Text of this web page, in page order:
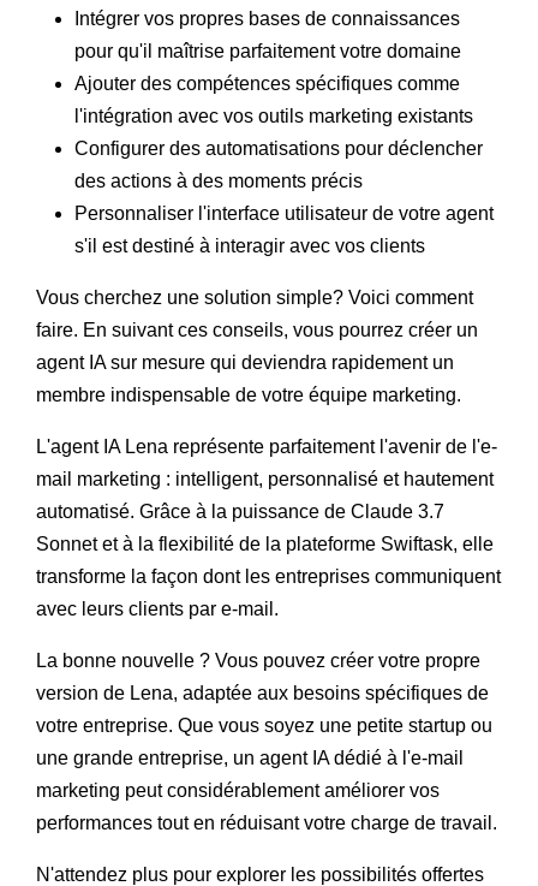
Intégrer vos propres bases de connaissances
pour qu'il maîtrise parfaitement votre domaine
Ajouter des compétences spécifiques comme
l'intégration avec vos outils marketing existants
Configurer des automatisations pour déclencher
des actions à des moments précis
Personnaliser l'interface utilisateur de votre agent
s'il est destiné à interagir avec vos clients
Vous cherchez une solution simple? Voici comment
faire. En suivant ces conseils, vous pourrez créer un
agent IA sur mesure qui deviendra rapidement un
membre indispensable de votre équipe marketing.
L'agent IA Lena représente parfaitement l'avenir de l'e-
mail marketing : intelligent, personnalisé et hautement
automatisé. Grâce à la puissance de Claude 3.7
Sonnet et à la flexibilité de la plateforme Swiftask, elle
transforme la façon dont les entreprises communiquent
avec leurs clients par e-mail.
La bonne nouvelle ? Vous pouvez créer votre propre
version de Lena, adaptée aux besoins spécifiques de
votre entreprise. Que vous soyez une petite startup ou
une grande entreprise, un agent IA dédié à l'e-mail
marketing peut considérablement améliorer vos
performances tout en réduisant votre charge de travail.
N'attendez plus pour explorer les possibilités offertes